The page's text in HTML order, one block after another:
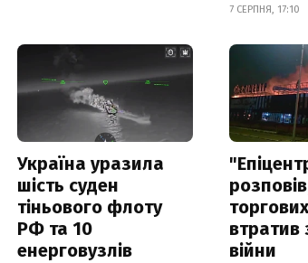
7 СЕРПНЯ, 17:10
Україна уразила
шість суден
тіньового флоту
РФ та 10
енерговузлів
втратив
війни